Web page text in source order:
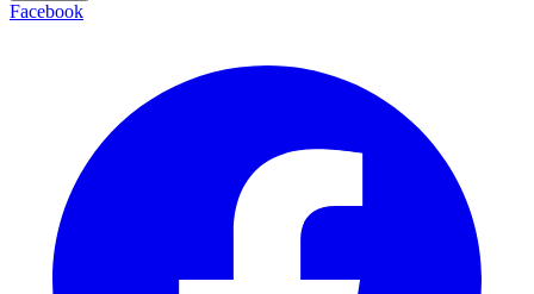
Facebook